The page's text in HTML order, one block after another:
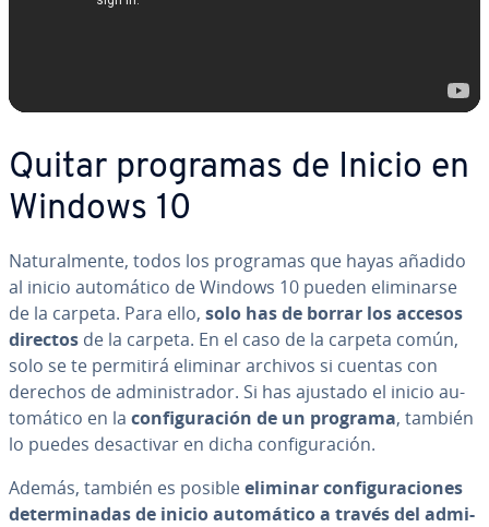
Quitar programas de Inicio en
Windows 10
Na­tu­ra­l­me­n­te, todos los programas que hayas añadido
al inicio au­to­má­ti­co de Windows 10 pueden eli­mi­nar­se
de la carpeta. Para ello, solo has de borrar los accesos
directos de la carpeta. En el caso de la carpeta común,
solo se te permitirá eliminar archivos si cuentas con
derechos de ad­mi­ni­s­tra­dor. Si has ajustado el inicio au­
to­má­ti­co en la co­n­fi­gu­ra­ción de un programa, también
lo puedes des­ac­ti­var en dicha co­n­fi­gu­ra­ción.
Además, también es posibleeliminar co­n­fi­gu­ra­cio­nes
de­te­r­mi­na­das de inicio au­to­má­ti­co a través del ad­mi­